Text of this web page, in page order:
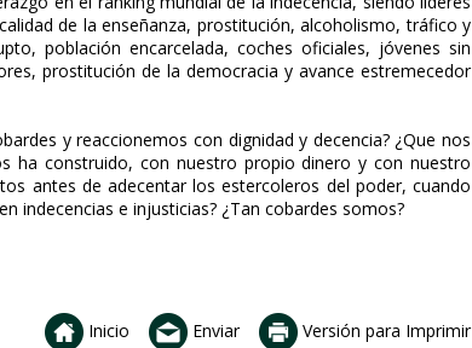
de la enseñanza, prostitución, alcoholismo, tráfico y
población encarcelada, coches oficiales, jóvenes sin
prostitución de la democracia y avance estremecedor
y reaccionemos con dignidad y decencia? ¿Que nos
ha construido, con nuestro propio dinero y con nuestro
antes de adecentar los estercoleros del poder, cuando
indecencias e injusticias? ¿Tan cobardes somos?
Inicio Enviar Versión para Imprimir